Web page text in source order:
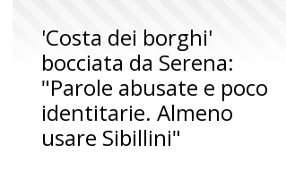
'Costa dei borghi'
bocciata da Serena:
"Parole abusate e poco
identitarie. Almeno
usare Sibillini"